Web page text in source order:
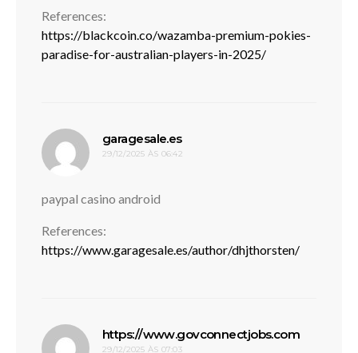
References:
https://blackcoin.co/wazamba-premium-pokies-
paradise-for-australian-players-in-2025/
garagesale.esdisse:
29/12/2025 ÀS 06:42
paypal casino android
References:
https://www.garagesale.es/author/dhjthorsten/
https://www.govconnectjobs.com
29/12/2025 ÀS 07:03